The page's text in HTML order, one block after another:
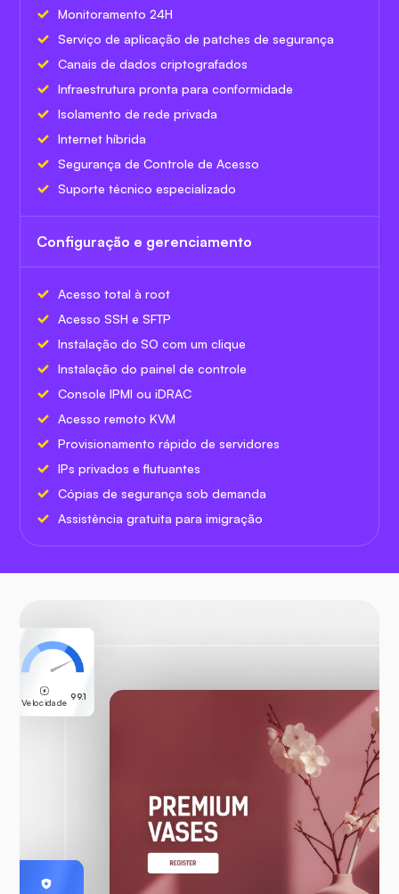
Monitoramento 24H
Serviço de aplicação de patches de segurança
Canais de dados criptografados
Infraestrutura pronta para conformidade
Isolamento de rede privada
Internet híbrida
Segurança de Controle de Acesso
Suporte técnico especializado
Configuração e gerenciamento
Acesso total à root
Acesso SSH e SFTP
Instalação do SO com um clique
Instalação do painel de controle
Console IPMI ou iDRAC
Acesso remoto KVM
Provisionamento rápido de servidores
IPs privados e flutuantes
Cópias de segurança sob demanda
Assistência gratuita para imigração
Velocidade
99.1